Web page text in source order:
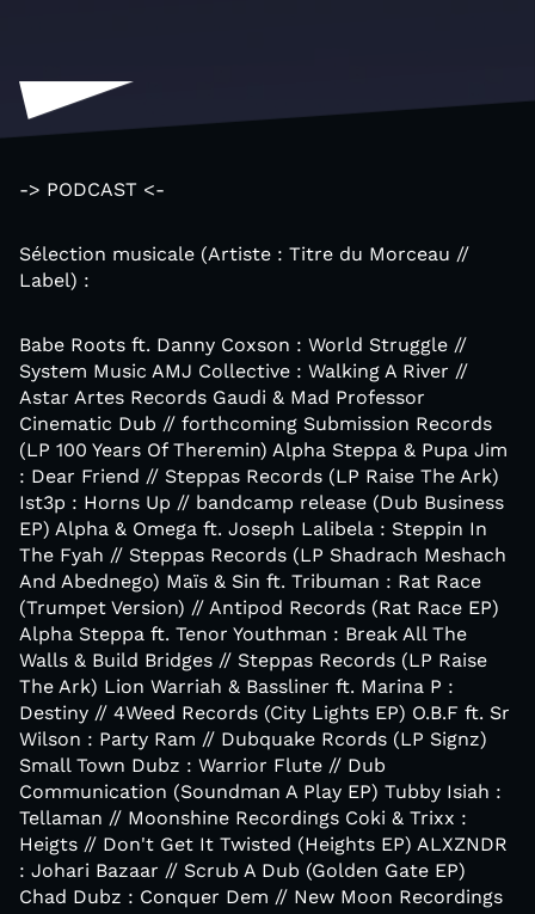
-> PODCAST <-
Sélection musicale (Artiste : Titre du Morceau //
Label) :
Babe Roots ft. Danny Coxson : World Struggle //
System Music AMJ Collective : Walking A River //
Astar Artes Records Gaudi & Mad Professor
Cinematic Dub // forthcoming Submission Records
(LP 100 Years Of Theremin) Alpha Steppa & Pupa Jim
: Dear Friend // Steppas Records (LP Raise The Ark)
Ist3p : Horns Up // bandcamp release (Dub Business
EP) Alpha & Omega ft. Joseph Lalibela : Steppin In
The Fyah // Steppas Records (LP Shadrach Meshach
And Abednego) Maïs & Sin ft. Tribuman : Rat Race
(Trumpet Version) // Antipod Records (Rat Race EP)
Alpha Steppa ft. Tenor Youthman : Break All The
Walls & Build Bridges // Steppas Records (LP Raise
The Ark) Lion Warriah & Bassliner ft. Marina P :
Destiny // 4Weed Records (City Lights EP) O.B.F ft. Sr
Wilson : Party Ram // Dubquake Rcords (LP Signz)
Small Town Dubz : Warrior Flute // Dub
Communication (Soundman A Play EP) Tubby Isiah :
Tellaman // Moonshine Recordings Coki & Trixx :
Heigts // Don't Get It Twisted (Heights EP) ALXZNDR
: Johari Bazaar // Scrub A Dub (Golden Gate EP)
Chad Dubz : Conquer Dem // New Moon Recordings